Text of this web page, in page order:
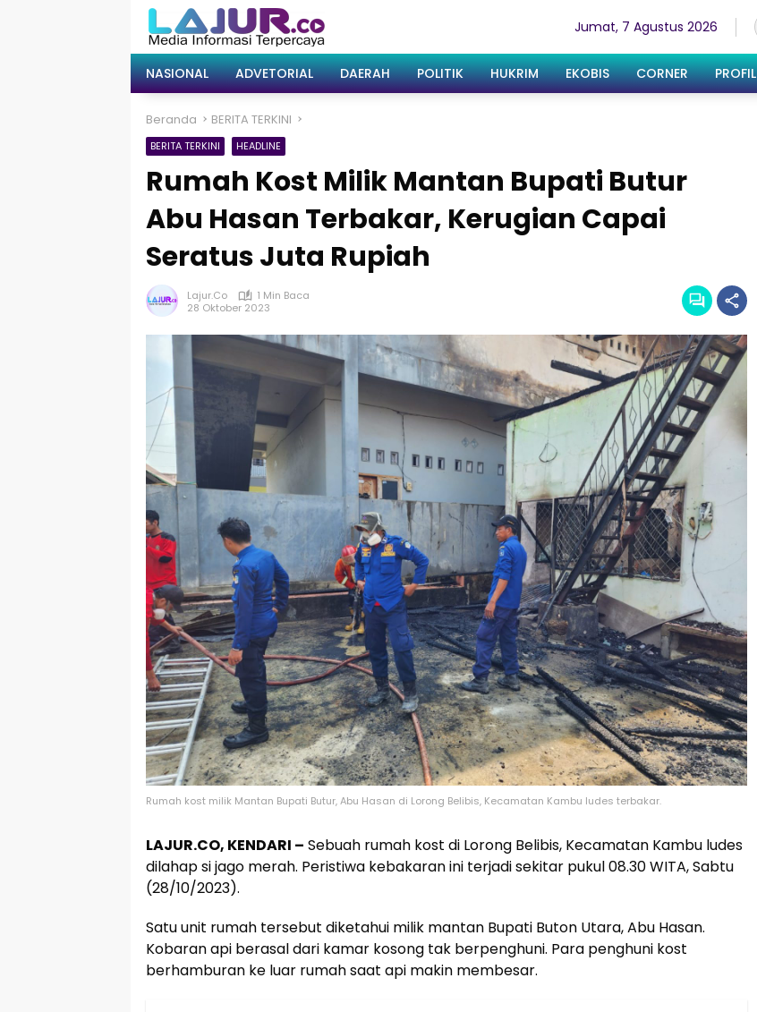
Jumat, 7 Agustus 2026
NASIONAL ADVETORIAL DAERAH POLITIK HUKRIM EKOBIS CORNER PROFIL
Beranda BERITA TERKINI
BERITA TERKINI HEADLINE
Rumah Kost Milik Mantan Bupati Butur
Abu Hasan Terbakar, Kerugian Capai
Seratus Juta Rupiah
Lajur.co
1 Min Baca
28 Oktober 2023
Rumah kost milik Mantan Bupati Butur, Abu Hasan di Lorong Belibis, Kecamatan Kambu ludes terbakar.
LAJUR.CO, KENDARI – Sebuah rumah kost di Lorong Belibis, Kecamatan Kambu ludes
dilahap si jago merah. Peristiwa kebakaran ini terjadi sekitar pukul 08.30 WITA, Sabtu
(28/10/2023).
Satu unit rumah tersebut diketahui milik mantan Bupati Buton Utara, Abu Hasan.
Kobaran api berasal dari kamar kosong tak berpenghuni. Para penghuni kost
berhamburan ke luar rumah saat api makin membesar.